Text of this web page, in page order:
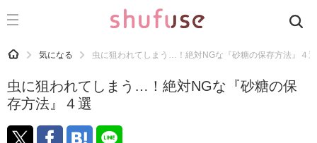
CATEGORY 記事カテゴリ
運気
洗濯
HOME 気になる 虫に狙われてしまう…！絶対NGな『砂糖の保存方法』４選
虫に狙われてしまう…！絶対NGな『砂糖の保
存方法』４選